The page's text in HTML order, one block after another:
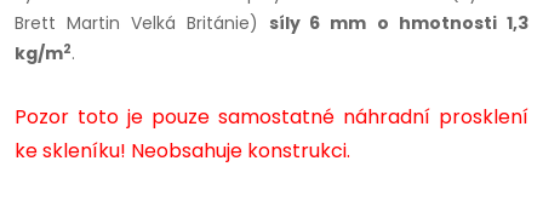
Brett Martin Velká Británie) síly 6 mm o hmotnosti 1,3
kg/m2.
Pozor toto je pouze samostatné náhradní prosklení
ke skleníku! Neobsahuje konstrukci.